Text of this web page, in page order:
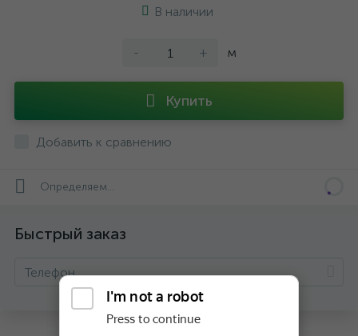
В наличии
- + м
Купить
Добавить к сравнению
Определяем...
Быстрый заказ